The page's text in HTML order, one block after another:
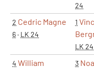
24
2 Cedric Magne
6· LK 24
1
LK 24
4 William
3